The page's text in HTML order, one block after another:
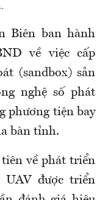
Biên ban hành
về việc cấp
(sandbox) sản
nghệ số phát
phương tiện bay
bàn tỉnh.
về phát triển
được triển